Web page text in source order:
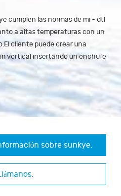
cumplen las normas de mi - dtl
a altas temperaturas con un
cliente puede crear una
vertical insertando un enchufe
sobre sunkye.